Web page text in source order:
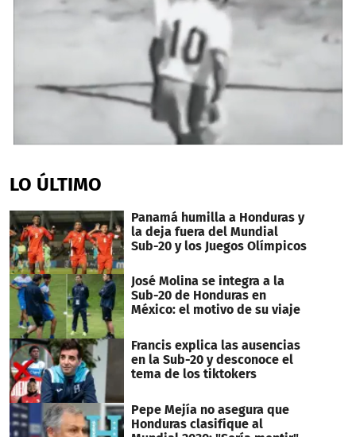
of
6
3
seconds
LO ÚLTIMO
Panamá humilla a Honduras y
la deja fuera del Mundial
Sub-20 y los Juegos Olímpicos
José Molina se integra a la
Sub-20 de Honduras en
México: el motivo de su viaje
Francis explica las ausencias
en la Sub-20 y desconoce el
tema de los tiktokers
Pepe Mejía no asegura que
Honduras clasifique al